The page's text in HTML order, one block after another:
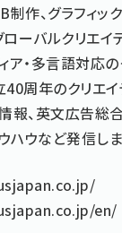
作、グラフィッ
ーバルクリエイ
ア・多言語対応の
周年のクリエイ
報、英文広告総
ハウなど発信しま
en/